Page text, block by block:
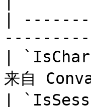
|
|
来自
|